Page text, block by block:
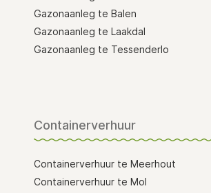
Gazonaanleg te Balen
Gazonaanleg te Laakdal
Gazonaanleg te Tessenderlo
Containerverhuur
Containerverhuur te Meerhout
Containerverhuur te Mol